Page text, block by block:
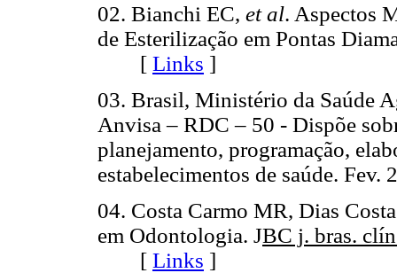
02. Bianchi EC, et al. Aspectos
de Esterilização em Pontas
[ Links ]
03. Brasil, Ministério da Saúde
Anvisa – RDC – 50 - Dispõe
planejamento, programação,
estabelecimentos de saúde.
04. Costa Carmo MR, Dias
em Odontologia. JBC j. bras.
[ Links ]